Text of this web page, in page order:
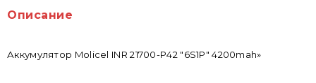
Описание
Аккумулятор Molicel INR 21700-P42 "6S1P" 4200mah»